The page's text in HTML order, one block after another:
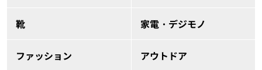
靴 家電・デジモノ
ファッション アウトドア